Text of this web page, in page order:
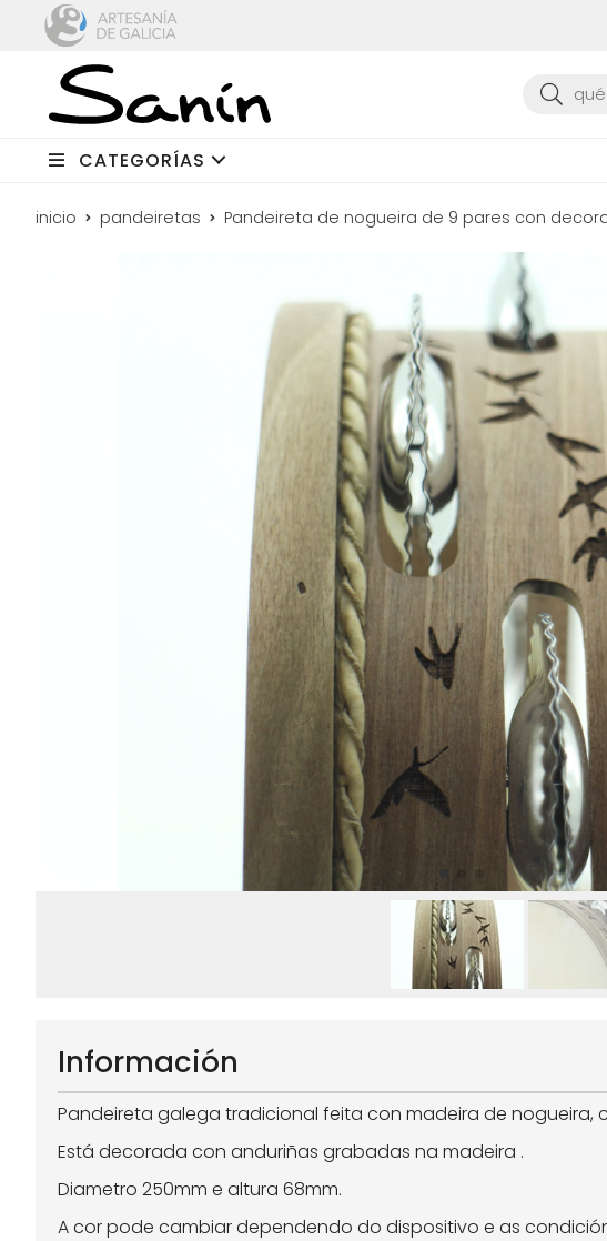
CATEGORÍAS
inicio pandeiretas Pandeireta de nogueira de 9 pares con
Información
Pandeireta galega tradicional feita con madeira de nogueira,
Está decorada con anduriñas grabadas na madeira .
Diametro 250mm e altura 68mm.
A cor pode cambiar dependendo do dispositivo e as